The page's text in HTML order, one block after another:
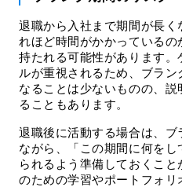
退職から入社まで期間が長く
れほど時間がかかっている
持たれる可能性があります
ルが重視されるため、ブラ
なることは少ないものの、
ることもあります。
退職後に活動する場合は、ブ
ながら、「この期間に何をし
られるよう準備しておくこ
のための学習やポートフォ